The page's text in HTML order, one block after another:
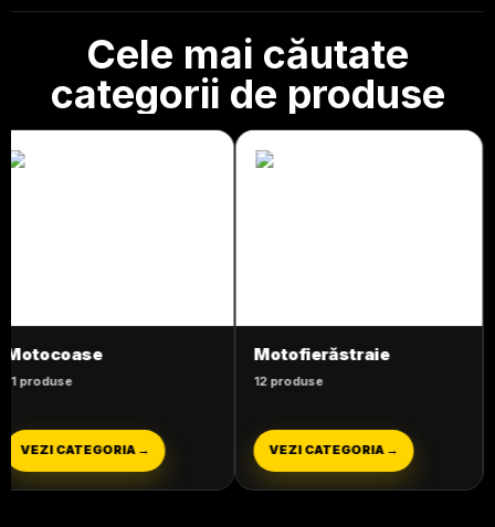
Cele mai căutate
categorii de produse
Motofierăstraie
12 produse
VEZI CATEGORIA →
Motosape și
Motocultoare
VEZI CATEGORIA →